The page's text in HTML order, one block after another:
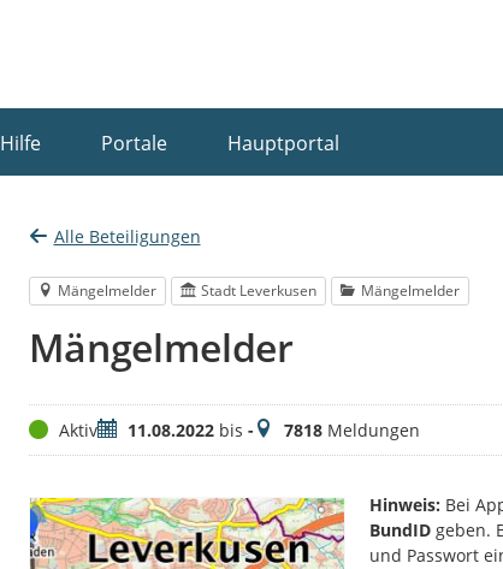
Hilfe Portale Hauptportal
Alle Beteiligungen
Mängelmelder Stadt Leverkusen Mängelmelder
Mängelmelder
StatusAktivZeitraum
11.08.2022bis -Meldungen
7818Meldungen
Hinweis: Bei
BundID geben.
und Passwort